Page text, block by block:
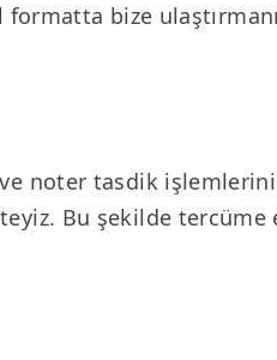
bize
noter tasdik
Bu şekilde